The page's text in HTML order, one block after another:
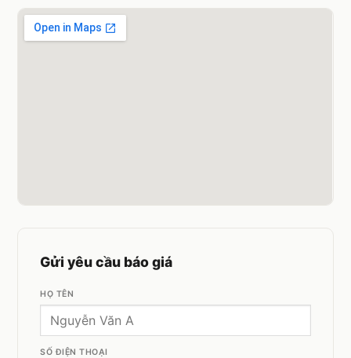
Gửi yêu cầu báo giá
HỌ TÊN
SỐ ĐIỆN THOẠI